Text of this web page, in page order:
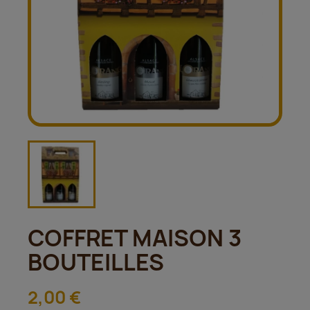
COFFRET MAISON 3
BOUTEILLES
2,00 €